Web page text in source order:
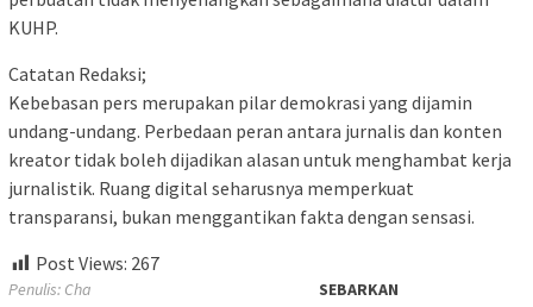
KUHP.
Catatan Redaksi;
Kebebasan pers merupakan pilar demokrasi yang dijamin
undang-undang. Perbedaan peran antara jurnalis dan konten
kreator tidak boleh dijadikan alasan untuk menghambat kerja
jurnalistik. Ruang digital seharusnya memperkuat
transparansi, bukan menggantikan fakta dengan sensasi.
Post Views: 267
Penulis: Cha SEBARKAN